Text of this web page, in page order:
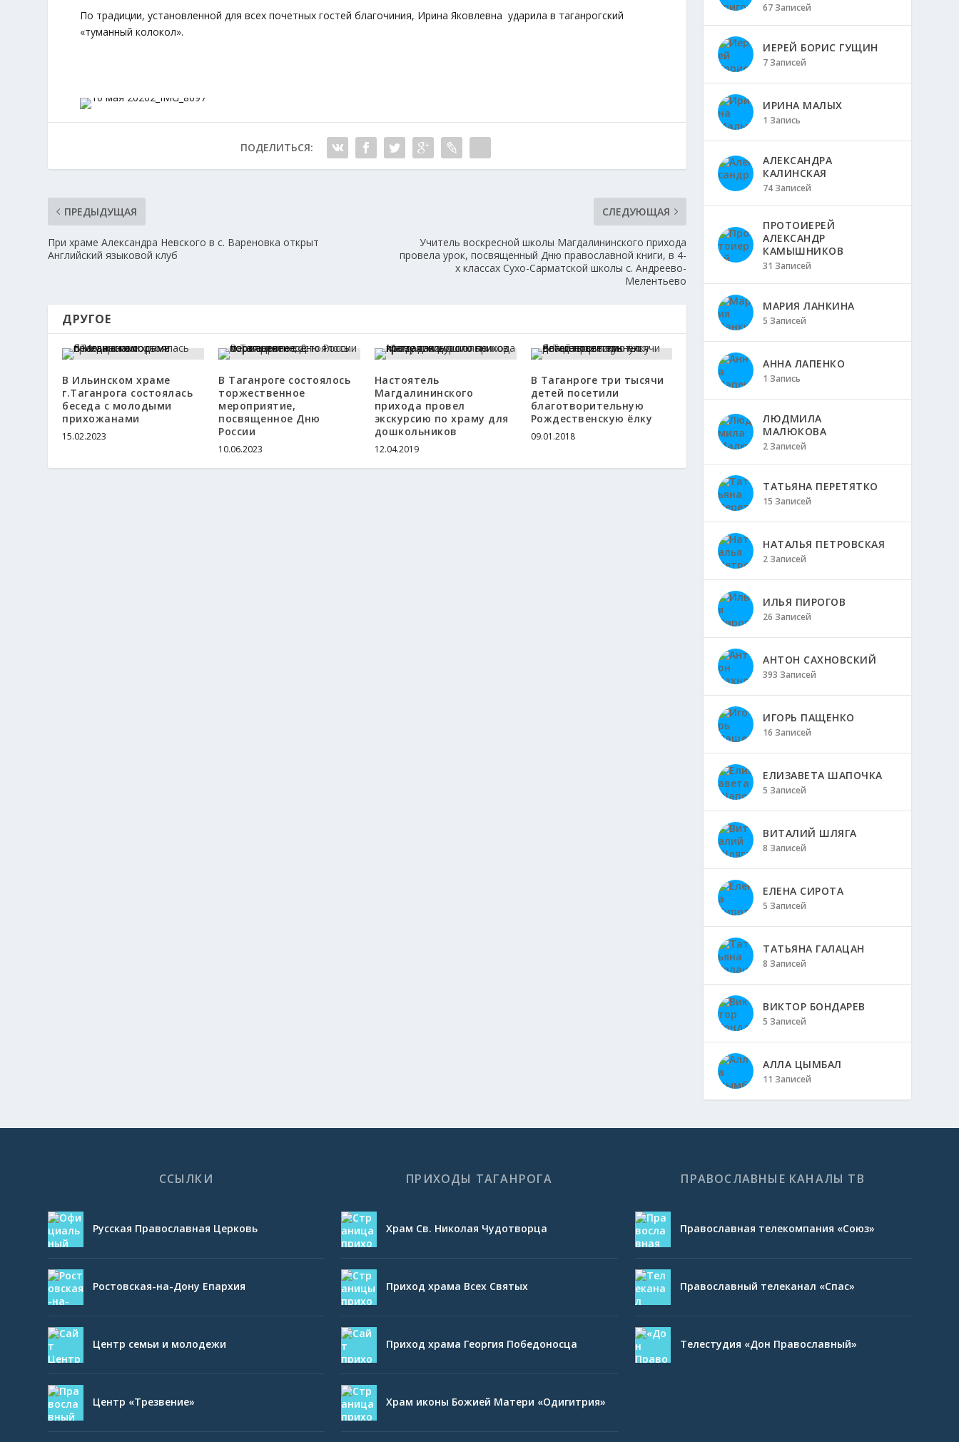
По традиции, установленной для всех почетных гостей благочиния, Ирина Яковлевна ударила в таганрогский
«туманный колокол».
ПОДЕЛИТЬСЯ:
ПРЕДЫДУЩАЯ
При храме Александра Невского в с. Вареновка открыт
Английский языковой клуб
СЛЕДУЮЩАЯ
Учитель воскресной школы Магдалининского прихода
провела урок, посвященный Дню православной книги, в 4-
х классах Сухо-Сарматской школы с. Андреево-
Мелентьево
ДРУГОЕ
В Ильинском храме
г.Таганрога состоялась
беседа с молодыми
прихожанами
15.02.2023
В Таганроге состоялось
торжественное
мероприятие,
посвященное Дню
России
10.06.2023
Настоятель
Магдалининского
прихода провел
экскурсию по храму для
дошкольников
12.04.2019
В Таганроге три тысячи
детей посетили
благотворительную
Рождественскую ёлку
09.01.2018
67 Записей
ИЕРЕЙ БОРИС ГУЩИН
7 Записей
ИРИНА МАЛЫХ
1 Запись
АЛЕКСАНДРА
КАЛИНСКАЯ
74 Записей
ПРОТОИЕРЕЙ
АЛЕКСАНДР
КАМЫШНИКОВ
31 Записей
МАРИЯ ЛАНКИНА
5 Записей
АННА ЛАПЕНКО
1 Запись
ЛЮДМИЛА
МАЛЮКОВА
2 Записей
ТАТЬЯНА ПЕРЕТЯТКО
15 Записей
НАТАЛЬЯ ПЕТРОВСКАЯ
2 Записей
ИЛЬЯ ПИРОГОВ
26 Записей
АНТОН САХНОВСКИЙ
393 Записей
ИГОРЬ ПАЩЕНКО
16 Записей
ЕЛИЗАВЕТА ШАПОЧКА
5 Записей
ВИТАЛИЙ ШЛЯГА
8 Записей
ЕЛЕНА СИРОТА
5 Записей
ТАТЬЯНА ГАЛАЦАН
8 Записей
ВИКТОР БОНДАРЕВ
5 Записей
АЛЛА ЦЫМБАЛ
11 Записей
ССЫЛКИ
Русская Православная Церковь
Ростовская-на-Дону Епархия
Центр семьи и молодежи
Центр «Трезвение»
ПРИХОДЫ ТАГАНРОГА
Храм Св. Николая Чудотворца
Приход храма Всех Святых
Приход храма Георгия Победоносца
Храм иконы Божией Матери «Одигитрия»
ПРАВОСЛАВНЫЕ КАНАЛЫ ТВ
Православная телекомпания «Союз»
Православный телеканал «Спас»
Телестудия «Дон Православный»